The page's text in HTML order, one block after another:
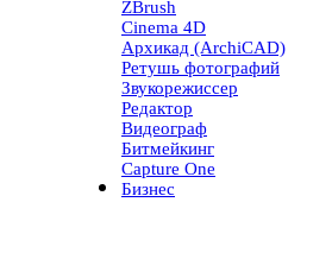
ZBrush
Cinema 4D
Архикад (ArchiCAD)
Ретушь фотографий
Звукорежиссер
Редактор
Видеограф
Битмейкинг
Capture One
Бизнес